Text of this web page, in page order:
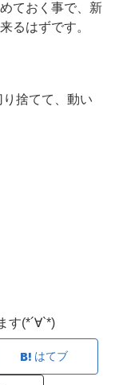
ておく事で、新
るはずです。
捨てて、動い
す(*´∀`*)
はてブ